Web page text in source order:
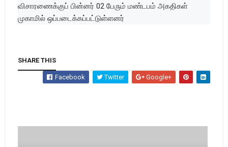
விசாரணைக்குப் பின்னர் 02 பேரும் மண்டபம் அகதிகள்
முகாமில் ஒப்படைக்கப்பட்டுள்ளனர்
SHARE THIS
Facebook Twitter Google+